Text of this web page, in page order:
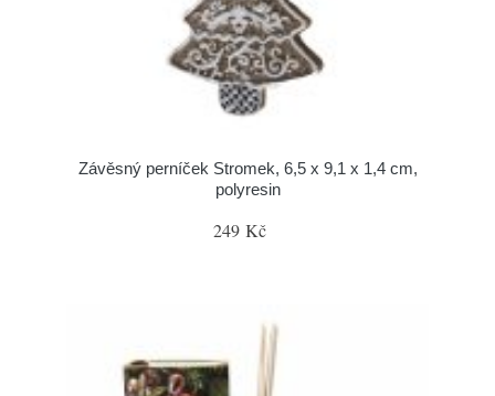
Závěsný perníček Stromek, 6,5 x 9,1 x 1,4 cm,
polyresin
249 Kč